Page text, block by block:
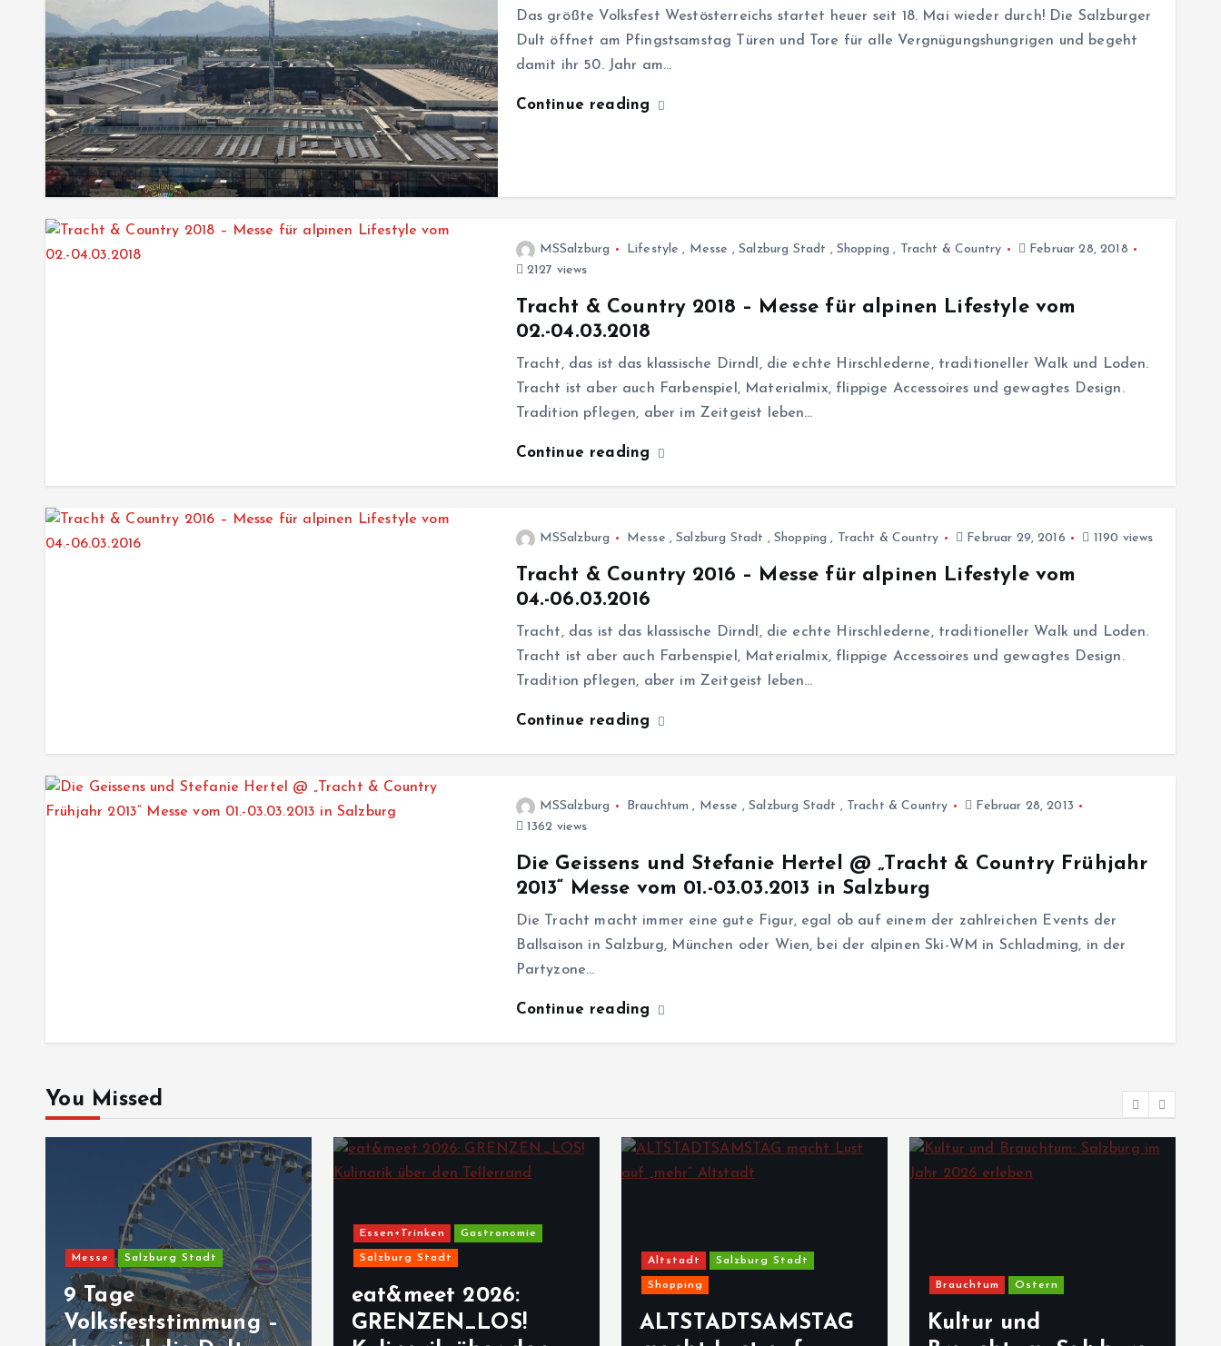
Das größte Volksfest Westösterreichs startet heuer seit 18. Mai wieder durch! Die Salzburger
Dult öffnet am Pfingstsamstag Türen und Tore für alle Vergnügungshungrigen und begeht
damit ihr 50. Jahr am…
Continue reading
MSSalzburg Lifestyle , Messe ,Salzburg Stadt , Shopping , Tracht & Country
Februar 28, 2018
2127 views
Tracht & Country 2018 – Messe für alpinen Lifestyle vom
02.-04.03.2018
Tracht, das ist das klassische Dirndl, die echte Hirschlederne, traditioneller Walk und Loden.
Tracht ist aber auch Farbenspiel, Materialmix, flippige Accessoires und gewagtes Design.
Tradition pflegen, aber im Zeitgeist leben…
Continue reading
MSSalzburg Messe ,Salzburg Stadt , Shopping , Tracht & Country Februar 29, 2016 1190 views
Tracht & Country 2016 – Messe für alpinen Lifestyle vom
04.-06.03.2016
Tracht, das ist das klassische Dirndl, die echte Hirschlederne, traditioneller Walk und Loden.
Tracht ist aber auch Farbenspiel, Materialmix, flippige Accessoires und gewagtes Design.
Tradition pflegen, aber im Zeitgeist leben…
Continue reading
MSSalzburg Brauchtum , Messe ,Salzburg Stadt , Tracht & Country
Februar 28, 2013
1362 views
Die Geissens und Stefanie Hertel @ „Tracht & Country Frühjahr
2013“ Messe vom 01.-03.03.2013 in Salzburg
Die Tracht macht immer eine gute Figur, egal ob auf einem der zahlreichen Events der
Ballsaison in Salzburg, München oder Wien, bei der alpinen Ski-WM in Schladming, in der
Partyzone…
Continue reading
You Missed
Messe Salzburg Stadt
9 Tage
Volksfeststimmung –
Essen+Trinken Gastronomie
Salzburg Stadt
eat&meet 2026:
GRENZEN_LOS!
Altstadt Salzburg Stadt
Shopping
ALTSTADTSAMSTAG
Brauchtum Ostern
Kultur und